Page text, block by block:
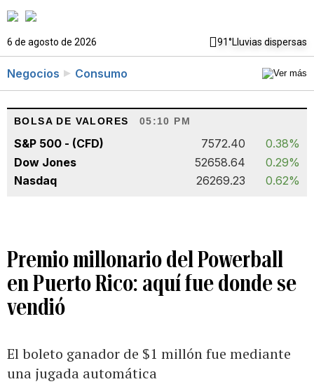
6 de agosto de 2026 91°Lluvias dispersas
Negocios Consumo
BOLSA DE VALORES 05:10 PM
S&P 500 - (CFD) 7572.40
0.38%
Dow Jones
52658.64
0.29%
Nasdaq
26269.23 0.62%
Premio millonario del Powerball
en Puerto Rico: aquí fue donde se
vendió
El boleto ganador de $1 millón fue mediante
una jugada automática